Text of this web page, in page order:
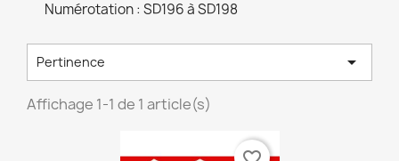
Numérotation : SD196 à SD198
Pertinence 
Affichage 1-1 de 1 article(s)